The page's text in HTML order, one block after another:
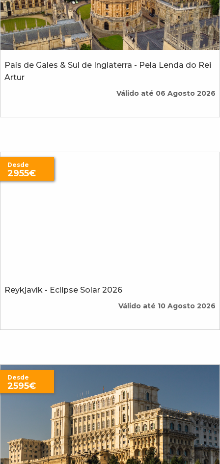
País de Gales & Sul de Inglaterra - Pela Lenda do Rei
Artur
Válido até 06 Agosto 2026
Reykjavík - Eclipse Solar 2026
Desde
2955€
Válido até 10 Agosto 2026
Desde
2595€